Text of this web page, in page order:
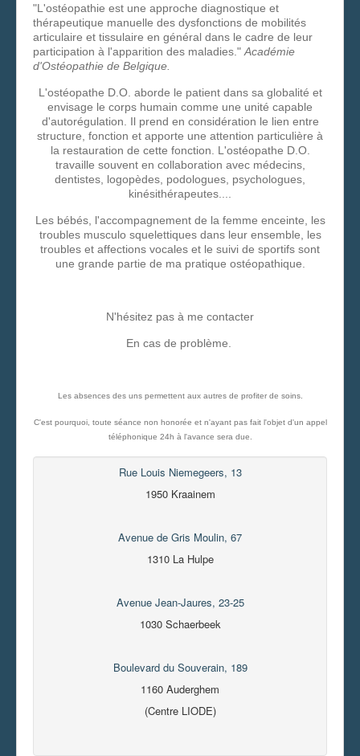
"L'ostéopathie est une approche diagnostique et
thérapeutique manuelle des dysfonctions de mobilités
articulaire et tissulaire en général dans le cadre de leur
participation à l'apparition des maladies." Académie
d'Ostéopathie de Belgique.
L'ostéopathe D.O. aborde le patient dans sa globalité et
envisage le corps humain comme une unité capable
d'autorégulation. Il prend en considération le lien entre
structure, fonction et apporte une attention particulière à
la restauration de cette fonction. L'ostéopathe D.O.
travaille souvent en collaboration avec médecins,
dentistes, logopèdes, podologues, psychologues,
kinésithérapeutes....
Les bébés, l'accompagnement de la femme enceinte, les
troubles musculo squelettiques dans leur ensemble, les
troubles et affections vocales et le suivi de sportifs sont
une grande partie de ma pratique ostéopathique.
N'hésitez pas à me contacter
En cas de problème.
Les absences des uns permettent aux autres de profiter de soins.
C'est pourquoi, toute séance non honorée et n'ayant pas fait l'objet d'un appel
téléphonique 24h à l'avance sera due.
Rue Louis Niemegeers, 13
1950 Kraainem
Avenue de Gris Moulin, 67
1310 La Hulpe
Avenue Jean-Jaures, 23-25
1030 Schaerbeek
Boulevard du Souverain, 189
1160 Auderghem
(Centre LIODE)